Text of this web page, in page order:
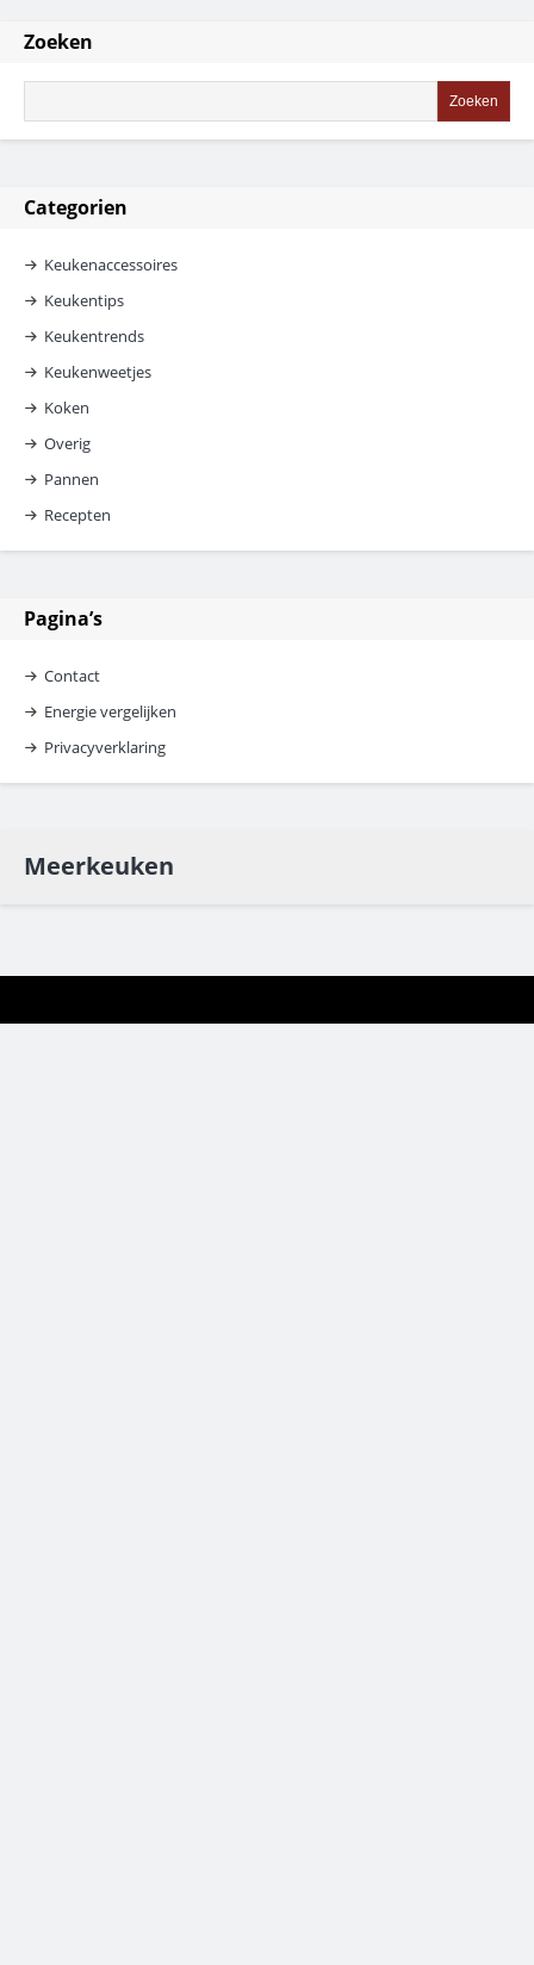
Zoeken
Categorien
Keukenaccessoires
Keukentips
Keukentrends
Keukenweetjes
Koken
Overig
Pannen
Recepten
Pagina’s
Contact
Energie vergelijken
Privacyverklaring
Meerkeuken